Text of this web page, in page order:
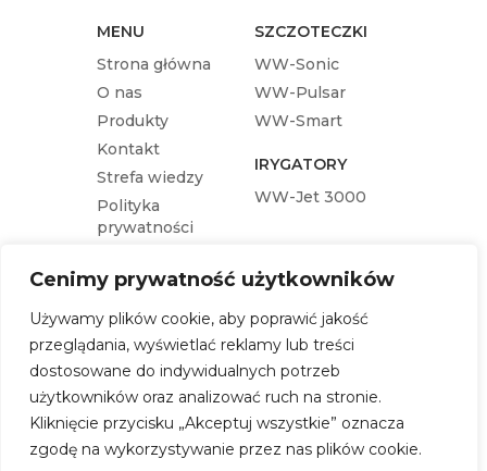
Cenimy prywatność użytkowników
Używamy plików cookie, aby poprawić jakość
przeglądania, wyświetlać reklamy lub treści
dostosowane do indywidualnych potrzeb
użytkowników oraz analizować ruch na stronie.
Kliknięcie przycisku „Akceptuj wszystkie” oznacza
zgodę na wykorzystywanie przez nas plików cookie.
MENU
Strona główna
O nas
Produkty
Kontakt
Strefa wiedzy
Polityka
prywatności
SZCZOTECZKI
WW-Sonic
WW-Pulsar
WW-Smart
IRYGATORY
WW-Jet 3000
KOŃCÓWKI
Końcówka wymienna WW-Sonic
Końcówka wymienna WW-Jet 3000
Końcówka wymienna WW-Smart
SKLEP